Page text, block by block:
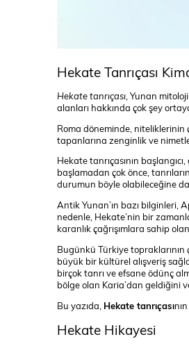
Hekate Tanrıçası
Hekate tanrıçası , Yunan
alanları hakkında çok şey
Roma döneminde, niteliklerinin
tapanlarına zenginlik ve
Hekate tanrıçasının
başlamadan çok önce,
durumun böyle olabileceğine
Antik Yunan’ın bazı bilginleri,
nedenle, Hekate’nin bir
karanlık çağrışımlara sahip
Bugünkü Türkiye
büyük bir kültürel alışveriş
birçok tanrı ve efsane ödünç
bölge olan Karia’dan geldiğini
Bu yazıda, Hekate tanrıçası
Hekate Hikayesi